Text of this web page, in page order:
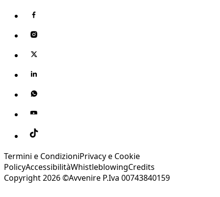
Termini e CondizioniPrivacy e Cookie
PolicyAccessibilitàWhistleblowingCredits
Copyright 2026 ©Avvenire P.Iva 00743840159